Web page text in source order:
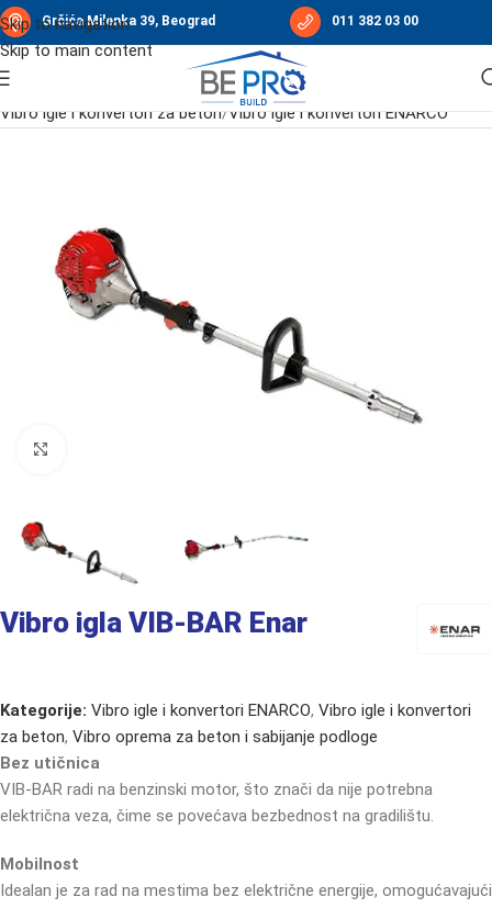
Skip to navigation
Skip to main content
Grčića Milenka 39, Beograd 011 382 03 00
Početna Vibro oprema za beton i sabijanje podloge
Vibro igle i konvertori za beton/ Vibro igle i konvertori ENARCO
Vibro igla VIB-BAR Enar
Kategorije: Vibro igle i konvertori ENARCO, Vibro igle i konvertori
za beton, Vibro oprema za beton i sabijanje podloge
Bez utičnica
VIB-BAR radi na benzinski motor, što znači da nije potrebna
električna veza, čime se povećava bezbednost na gradilištu.
Mobilnost
Idealan je za rad na mestima bez električne energije, omogućavajući